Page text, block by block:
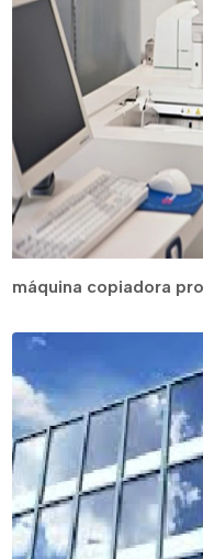
máquina copiadora